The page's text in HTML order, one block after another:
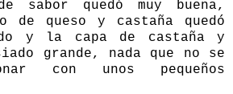
sabor quedó muy buena,
queso y castaña quedó
y la capa de castaña y
grande, nada que no se
con unos pequeños